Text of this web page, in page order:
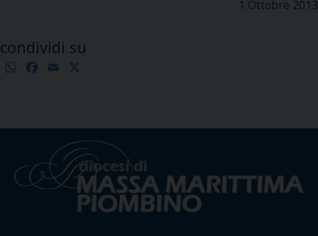
1 Ottobre 2013
condividi su
WhatsApp
Facebook
Email